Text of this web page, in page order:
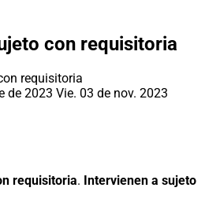
con requisitoria
de 2023 Vie. 03 de nov. 2023
requisitoria. Intervienen a sujeto